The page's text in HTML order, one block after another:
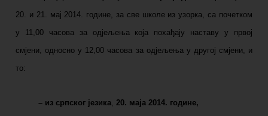
20. и 21. мај 2014. године, за све школе из узорка, са почетком
у 11,00 часова за одјељења која похађају наставу у првој
смјени, односно у 12,00 часова за одјељења у другој смјени, и
то:
– из српског језика, 20. маја 2014. године,